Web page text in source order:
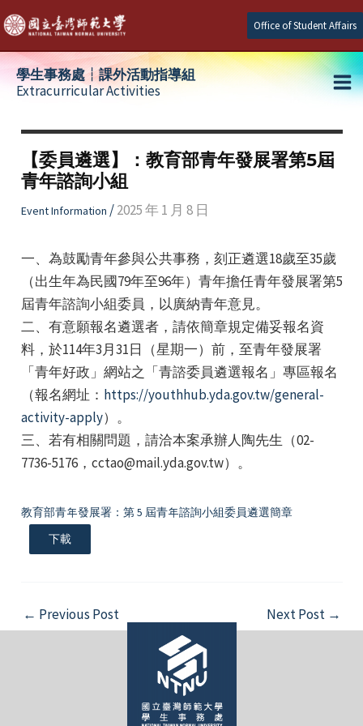
Skip
to
content
Office of Student Affairs
學生事務處┆課外活動指導組
Extracurricular Activities
【委員遴選】：教育部青年發展署第5屆
青年諮詢小組
Event Information /2025 年 1 月 8 日
一、為鼓勵青年參與公共事務，刻正遴選18歲至35歲
（出生年為民國79年至96年）青年擔任青年發展署第5
屆青年諮詢小組委員，以廣納青年意見。
二、有意願報名遴選者，請依簡章規定備妥報名資
料，於114年3月31日（星期一）前，至青年發展署
「青年好政」網站之「青諮委員遴選報名」專區報名
（報名網址： https://youthhub.yda.gov.tw/general-
activity-apply）。
三、若有相關問題，請洽本案承辦人陶先生（02-
7736-5176，cctao@mail.yda.gov.tw）。
教育部青年發展署：第 5 屆青年諮詢小組委員遴選簡章
下載
Post
navigation
← Previous Post Next Post →